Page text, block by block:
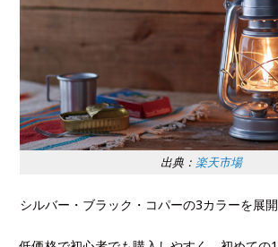
出典： 楽天市場
シルバー・ブラック・コパーの3カラーを展開